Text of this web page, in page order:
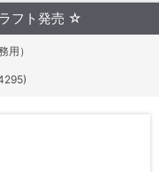
フト発売 ☆
用）